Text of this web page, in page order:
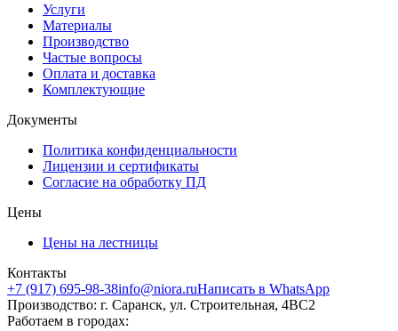
Услуги
Материалы
Производство
Частые вопросы
Оплата и доставка
Комплектующие
Документы
Политика конфиденциальности
Лицензии и сертификаты
Согласие на обработку ПД
Цены
Цены на лестницы
Контакты
+7 (917) 695-98-38info@niora.ruНаписать в WhatsApp
Производство: г. Саранск, ул. Строительная, 4ВС2
Работаем в городах: